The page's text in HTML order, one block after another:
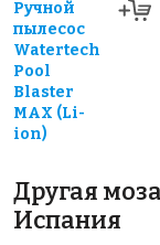
Ручной
пылесос
Watertech
Pool
Blaster
MAX (Li-
ion)
Другая
Испания